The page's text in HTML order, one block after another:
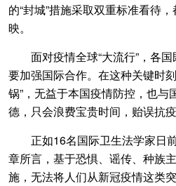
的“封城”措施采取双重标准看待
映。
面对疫情全球“大流行”，各国
要加强国际合作。在这种关键时
锅”，无益于本国疫情防控，也与
德，只会浪费宝贵时间，贻误抗疫
正如16名国际卫生法学家日
章所言，基于恐惧、谣传、种族
施，无法将人们从新冠疫情这类